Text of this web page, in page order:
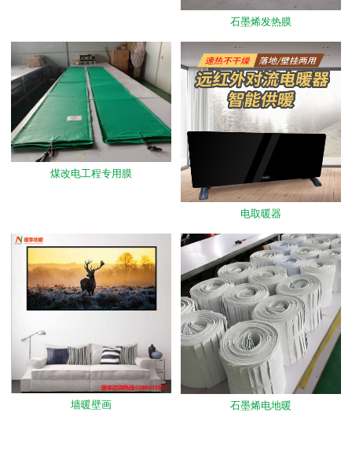
石墨烯发热膜
煤改电工程专用膜
电取暖器
墙暖壁画 石墨烯电地暖